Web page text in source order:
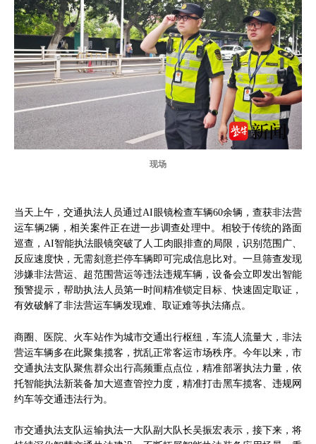
现场
当天上午，交通执法人员通过AI眼镜检查车辆60余辆，查获非法营
运车辆2辆，相关案件正在进一步调查处理中。相较于传统的路面
巡查，AI智能执法眼镜突破了人工肉眼排查的局限，识别范围广、
反应速度快，无需刻意拦停车辆即可完成信息比对。一旦筛查发现
涉嫌非法营运、超范围营运等违法违规车辆，设备会立即发出智能
预警提示，帮助执法人员第一时间精准锁定目标、快速固定取证，
有效破解了非法营运车辆发现难、取证难等执法痛点。
商圈、医院、火车站作为城市交通出行枢纽，车流人流量大，非法
营运车辆多在此聚集揽客，扰乱正常客运市场秩序。今年以来，市
交通执法支队聚焦群众出行高频重点点位，精准部署执法力量，依
托智能执法新装备加大巡查管控力度，精准打击黑车揽客、违规网
约车等交通违法行为。
市交通执法支队运输执法一大队副大队长吴振宏表示，接下来，将